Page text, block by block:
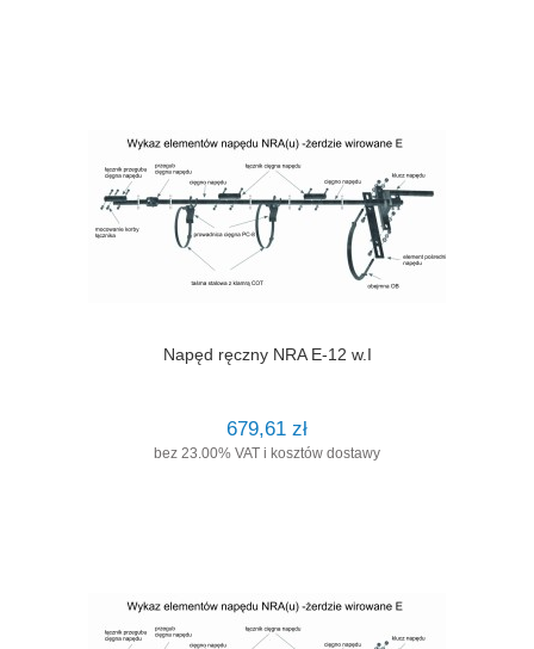
Napęd ręczny NRA E-12 w.I
679,61 zł
bez 23.00% VAT i kosztów dostawy